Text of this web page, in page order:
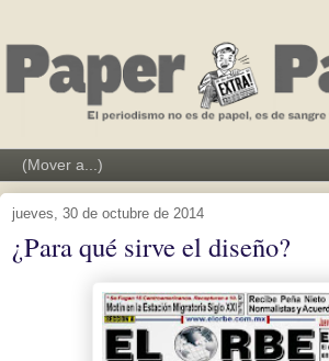
jueves, 30 de octubre de 2014
¿Para qué sirve el diseño?